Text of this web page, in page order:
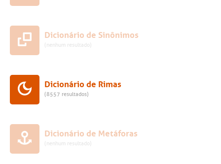
Dicionário de Sinônimos
(nenhum resultado)
Dicionário de Rimas
(8557 resultados)
Dicionário de Metáforas
(nenhum resultado)